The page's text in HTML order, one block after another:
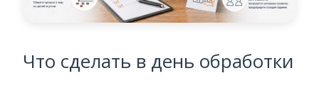
Что сделать в день обработки